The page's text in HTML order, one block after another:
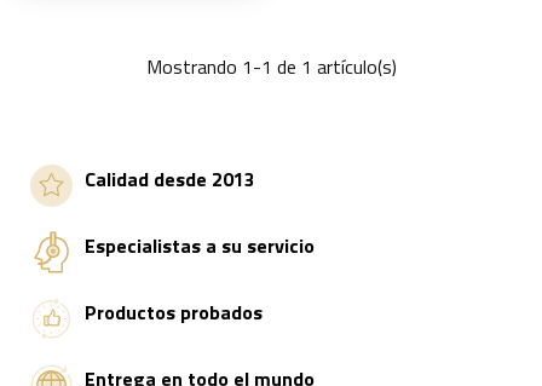
Mostrando 1-1 de 1 artículo(s)
Calidad desde 2013
Especialistas a su servicio
Productos probados
Entrega en todo el mundo